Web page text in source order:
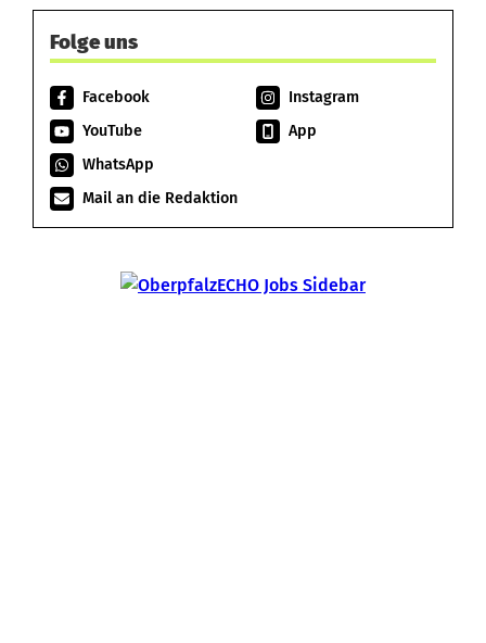
Folge uns
Facebook
Instagram
YouTube
App
WhatsApp
Mail an die Redaktion